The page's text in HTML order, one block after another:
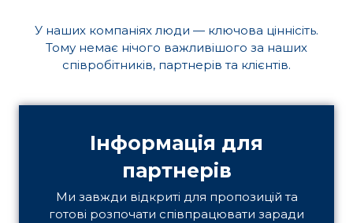
У наших компаніях люди — ключова ціннісіть.
Тому немає нічого важливішого за наших
співробітників, партнерів та клієнтів.
Інформація для
партнерів
Ми завжди відкриті для пропозицій та
готові розпочати співпрацювати заради